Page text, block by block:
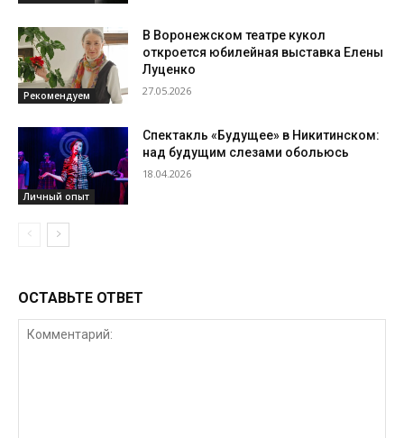
Рекомендуем
В Воронежском театре кукол
откроется юбилейная выставка Елены
Луценко
27.05.2026
Личный опыт
Спектакль «Будущее» в Никитинском:
над будущим слезами обольюсь
18.04.2026
ОСТАВЬТЕ ОТВЕТ